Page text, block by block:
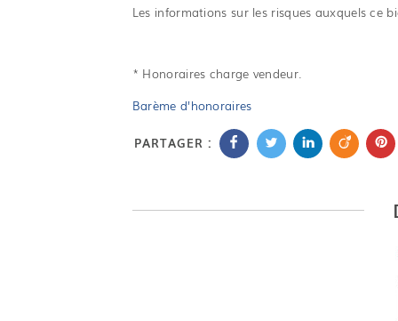
Les informations sur les risques auxquels ce
* Honoraires charge vendeur.
Barème d'honoraires
PARTAGER :